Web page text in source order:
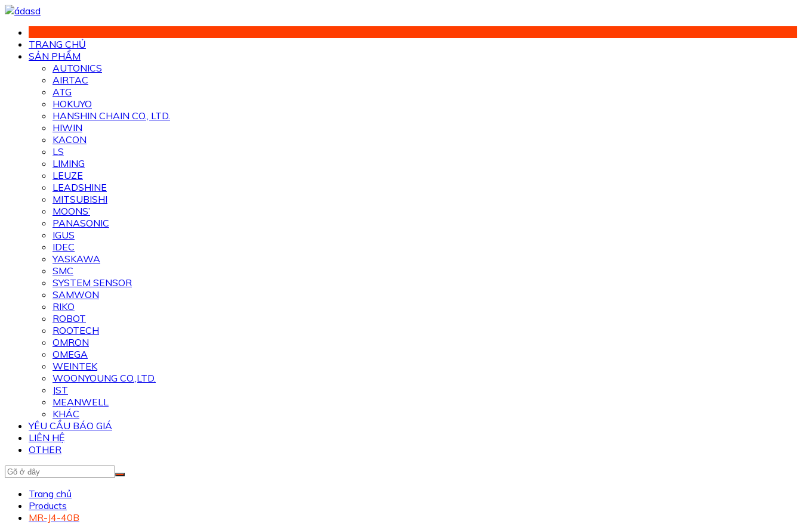
Chuyển
phần
dung
TRANG CHỦ
SẢN PHẨM
AUTONICS
AIRTAC
ATG
HOKUYO
HANSHIN CHAIN CO., LTD.
HIWIN
KACON
LS
LIMING
LEUZE
LEADSHINE
MITSUBISHI
MOONS’
PANASONIC
IGUS
IDEC
YASKAWA
SMC
SYSTEM SENSOR
SAMWON
RIKO
ROBOT
ROOTECH
OMRON
OMEGA
WEINTEK
WOONYOUNG CO.,LTD.
JST
MEANWELL
KHÁC
YÊU CẦU BÁO GIÁ
LIÊN HỆ
OTHER
Trang chủ
Products
MR-J4-40B